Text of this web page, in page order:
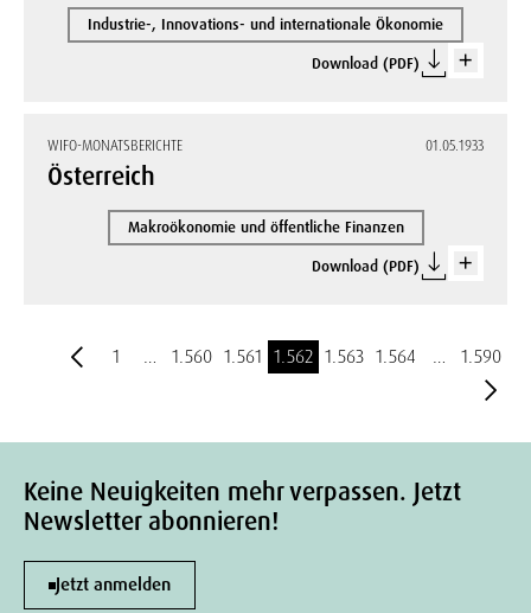
Industrie-, Innovations- und internationale Ökonomie
Download (PDF)
WIFO-MONATSBERICHTE 01.05.1933
Österreich
Makroökonomie und öffentliche Finanzen
Download (PDF)
1 … 1.560 1.561 1.562 1.563 1.564 … 1.590
Keine Neuigkeiten mehr verpassen. Jetzt
Newsletter abonnieren!
Jetzt anmelden